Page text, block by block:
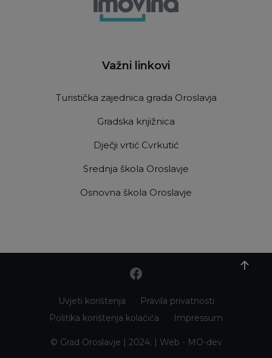
Važni linkovi
Turistička zajednica grada Oroslavja
Gradska knjižnica
Dječji vrtić Cvrkutić
Srednja škola Oroslavje
Osnovna škola Oroslavje
Uvjeti korištenja
Pravila privatnosti
Politika korištenja kolačića
Impressum
© Grad Oroslavje | 2024. | Web - MO-dev